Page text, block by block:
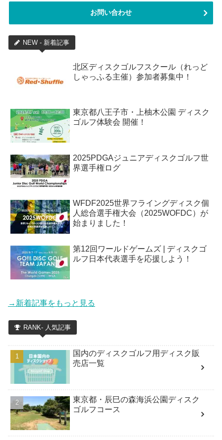
お問い合わせ
NEW - 新着記事
北区ディスクゴルフスクール（れっど
しゃっふる主催）参加者募集中！
東京都八王子市・上柚木公園 ディスク
ゴルフ体験会 開催！
2025PDGAジュニアディスクゴルフ世
界選手権ログ
WFDF2025世界フライングディスク個
人総合選手権大会（2025WOFDC）が
始まりました！
第12回ワールドゲームズ | ディスクゴ
ルフ日本代表選手を応援しよう！
→新着記事をもっと見る
RANK- 人気記事
国内のディスクゴルフ用ディスク販
売店一覧
東京都・辰巳の森海浜公園ディスク
ゴルフコース